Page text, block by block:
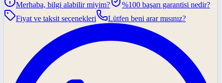
Merhaba, bilgi alabilir miyim?
%100 başarı garantisi nedir?
Fiyat ve taksit seçenekleri
Lütfen beni arar mısınız?